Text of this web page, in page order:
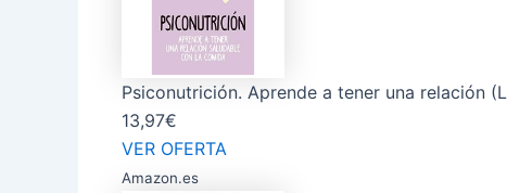
Psiconutrición. Aprende a tener una relación
13,97€
VER OFERTA
Amazon.es